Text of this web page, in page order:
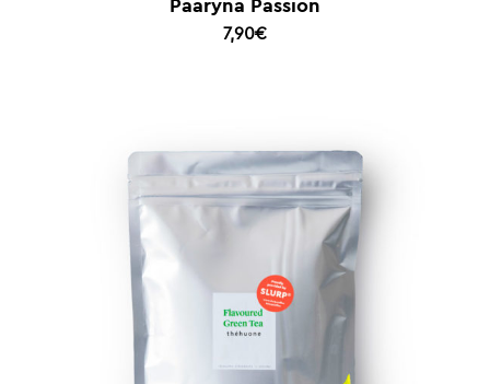
Päärynä Passion
7,90€